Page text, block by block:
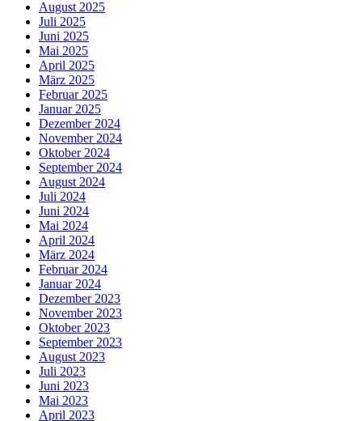
August 2025
Juli 2025
Juni 2025
Mai 2025
April 2025
März 2025
Februar 2025
Januar 2025
Dezember 2024
November 2024
Oktober 2024
September 2024
August 2024
Juli 2024
Juni 2024
Mai 2024
April 2024
März 2024
Februar 2024
Januar 2024
Dezember 2023
November 2023
Oktober 2023
September 2023
August 2023
Juli 2023
Juni 2023
Mai 2023
April 2023